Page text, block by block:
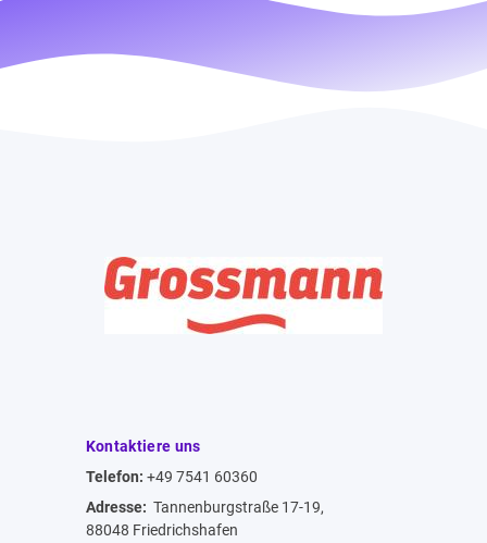
Kontaktiere uns
Telefon: +49 7541 60360
Adresse: Tannenburgstraße 17-19,
88048 Friedrichshafen